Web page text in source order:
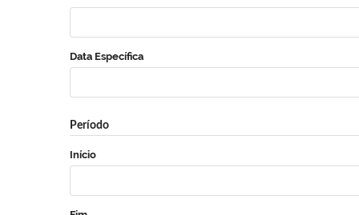
Data Específica
Período
Início